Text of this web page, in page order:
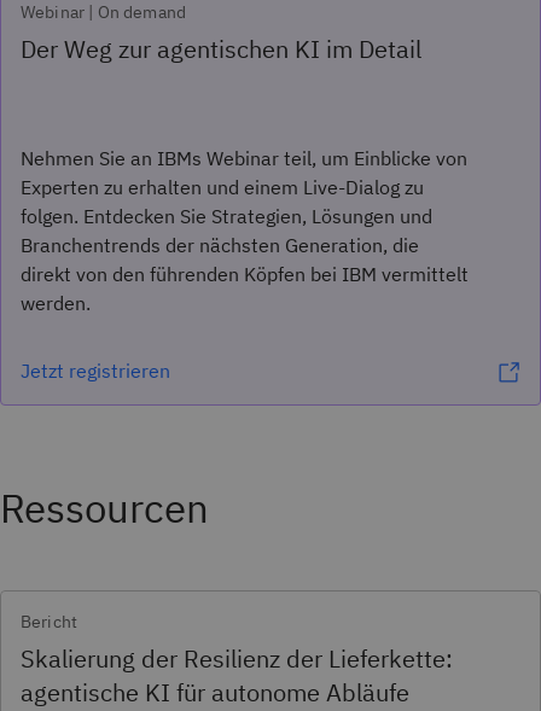
Webinar | On demand
Der Weg zur agentischen KI im Detail
Nehmen Sie an IBMs Webinar teil, um Einblicke von
Experten zu erhalten und einem Live-Dialog zu
folgen. Entdecken Sie Strategien, Lösungen und
Branchentrends der nächsten Generation, die
direkt von den führenden Köpfen bei IBM vermittelt
werden.
Jetzt registrieren
Ressourcen
Bericht
Skalierung der Resilienz der Lieferkette:
agentische KI für autonome Abläufe